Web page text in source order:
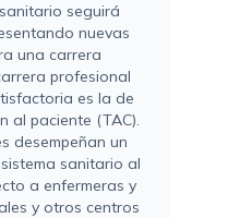
seguirá
nuevas
una carrera
profesional
es la de
al paciente (TAC).
desempeñan un
sanitario al
a enfermeras y
y otros centros